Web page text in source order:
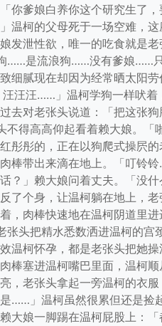
你爹娘白养你这个研究生了
温柯的父母死于一场空难，
泄性欲，唯一的吃食就是老
……是流浪狗……没有爹娘……
细腻现在却因为经常晒太阳
汪汪……」温柯学狗一样吠着
对老张头说道：「把这张狗
不得高高仰起看着赖大娘。
彤彤的，正在以狗爬式操屄
棒带出来滴在地上。「叮铃
？」赖大娘问着丈夫。「没
了个身，让温柯躺在地上，
，肉棒快速地在温柯阴道里
头把精水悉数洒进温柯的宫
温柯怀孕，都是老张头把她
棒塞进温柯嘴巴里面，温柯
，老张头拿起一旁温柯的衣
……」温柯虽然很累但还是捡
娘一脚踢在温柯屁股上：「